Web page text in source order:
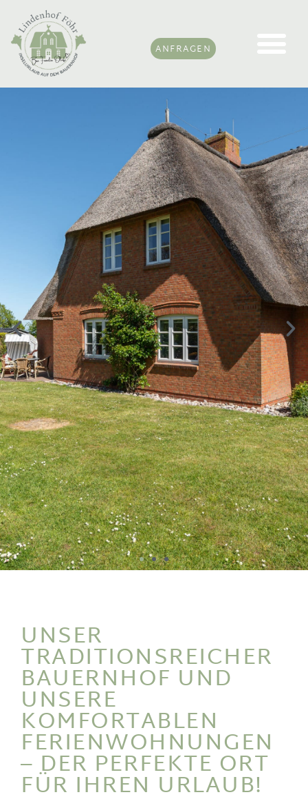
ANFRAGEN
UNSER
TRADITIONSREICHER
BAUERNHOF UND
UNSERE
KOMFORTABLEN
FERIENWOHNUNGEN
– DER PERFEKTE ORT
FÜR IHREN URLAUB!